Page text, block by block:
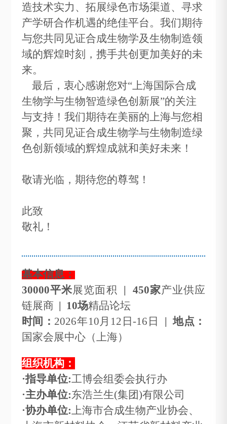
造技术实力、拓展绿色市场渠道、寻求
产学研合作机遇的绝佳平台。我们期待
与您共同见证合成生物学及生物制造领
域的辉煌时刻，携手共创更加美好的未
来。
最后，衷心感谢您对“上海国际合成
生物学与生物智造绿色创新展”的关注
与支持！我们期待在美丽的上海与您相
聚，共同见证合成生物学与生物制造绿
色创新领域的辉煌成就和美好未来！
敬请光临，期待您的尊驾！
此致
敬礼！
基本信息：
30000平米展览面积 | 450家产业供应
链展商 | 10场精品论坛
时间： 2026年10月12日-16日 | 地点：
国家会展中心（上海）
组织机构：
·指导单位:工博会组委会执行办
·主办单位:东浩兰生(集团)有限公司
·协办单位: 上海市合成生物产业协会、